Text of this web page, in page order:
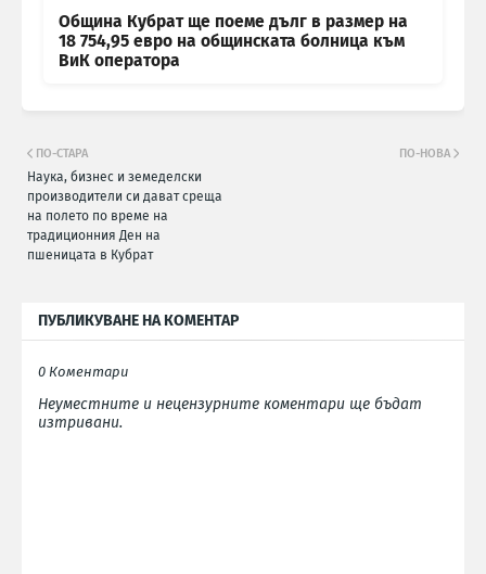
Община Кубрат ще поеме дълг в размер на
18 754,95 евро на общинската болница към
ВиК оператора
ПО-НОВА
ПО-СТАРА
Наука, бизнес и земеделски
производители си дават среща
на полето по време на
традиционния Ден на
пшеницата в Кубрат
ПУБЛИКУВАНЕ НА КОМЕНТАР
0 Коментари
Неуместните и нецензурните коментари ще бъдат
изтривани.